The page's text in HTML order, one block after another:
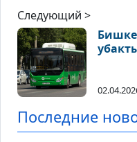
Следующий >
Последние